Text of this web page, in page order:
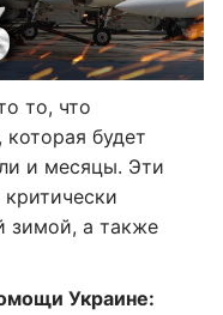
то, что
будет
и месяцы. Эти
зимой, а также
Украине: